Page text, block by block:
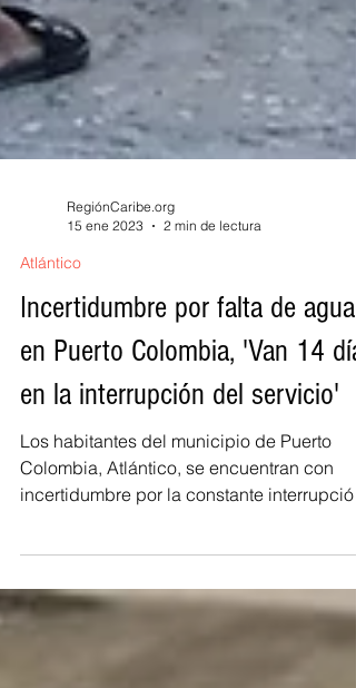
15 ene 2023
2 min de lectura
Atlántico
Incertidumbre por falta de agua
en Puerto Colombia, 'Van 14
en la interrupción del servicio'
Los habitantes del municipio de Puerto
Colombia, Atlántico, se encuentran con
incertidumbre por la constante interrupción